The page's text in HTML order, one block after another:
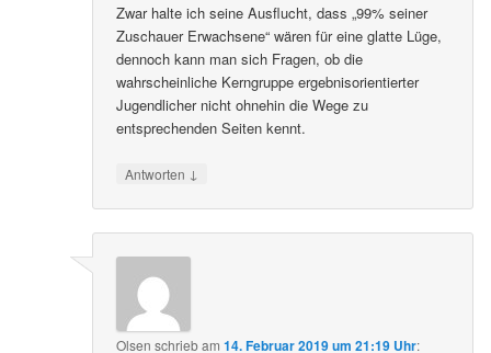
Zwar halte ich seine Ausflucht, dass „99% seiner
Zuschauer Erwachsene“ wären für eine glatte Lüge,
dennoch kann man sich Fragen, ob die
wahrscheinliche Kerngruppe ergebnisorientierter
Jugendlicher nicht ohnehin die Wege zu
entsprechenden Seiten kennt.
Antworten ↓
Olsen schriebam14. Februar 2019 um 21:19 Uhr: